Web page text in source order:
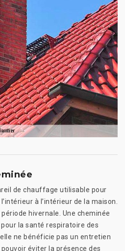
de chauffage utilisable pour
à l’intérieur de la maison.
hivernale. Une cheminée
la santé respiratoire des
ne bénéficie pas un entretien
éviter la présence des